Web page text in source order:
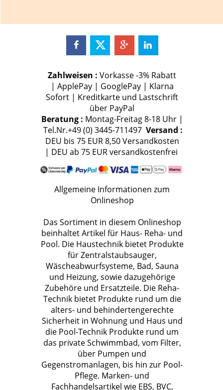
Zahlweisen : Vorkasse -3% Rabatt
| ApplePay | GooglePay | Klarna
Sofort | Kreditkarte und Lastschrift
über PayPal
Beratung : Montag-Freitag 8-18 Uhr |
Tel.Nr.+49 (0) 3445-711497 Versand :
DEU bis 75 EUR 8,50 Versandkosten
| DEU ab 75 EUR versandkostenfrei
Allgemeine Informationen zum
Onlineshop
Das Sortiment in diesem Onlineshop
beinhaltet Artikel für Haus- Reha- und
Pool. Die Haustechnik bietet Produkte
für Zentralstaubsauger,
Wäscheabwurfsysteme, Bad, Sauna
und Heizung, sowie dazugehörige
Zubehöre und Ersatzteile. Die Reha-
Technik bietet Produkte rund um die
alters- und behindertengerechte
Sicherheit in Wohnung und Haus und
die Pool-Technik Produkte rund um
das private Schwimmbad, vom Filter,
über Pumpen und
Gegenstromanlagen, bis hin zur Pool-
Pflege. Marken- und
Fachhandelsartikel wie EBS, BVC,